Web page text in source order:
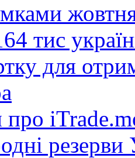
тис
для
про
резерви